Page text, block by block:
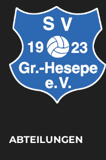
ABTEILUNGEN